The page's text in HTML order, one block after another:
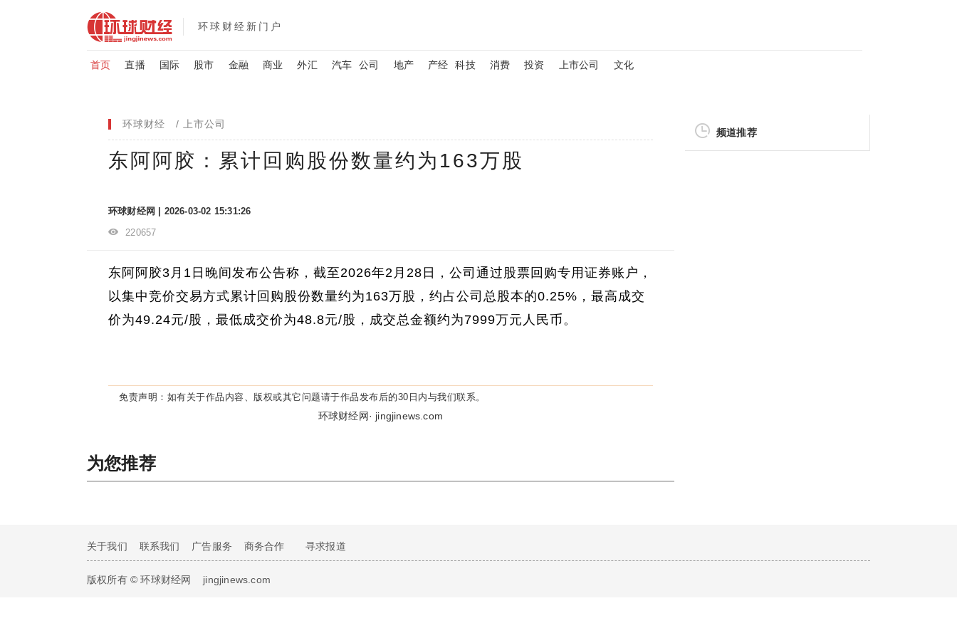
环球财经新门户
首页 直播 国际 股市 金融 商业 外汇 汽车 公司 地产 产经 科技 消费 投资 上市公司 文化
环球财经 上市公司
东阿阿胶：累计回购股份数量约为163万股
环球财经网 | 2026-03-02 15:31:26
220657
东阿阿胶3月1日晚间发布公告称，截至2026年2月28日，公司通过股票回购专用证券账户，
以集中竞价交易方式累计回购股份数量约为163万股，约占公司总股本的0.25%，最高成交
价为49.24元/股，最低成交价为48.8元/股，成交总金额约为7999万元人民币。
免责声明： 如有关于作品内容、版权或其它问题请于作品发布后的30日内与我们联系。
环球财经网· jingjinews.com
为您推荐
频道推荐
关于我们 联系我们 广告服务 商务合作 寻求报道
版权所有 © 环球财经网 jingjinews.com